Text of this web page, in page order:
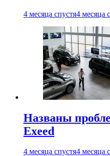
4 месяца спустя4 месяца
Названы
Exeed
4 месяца спустя4 месяца